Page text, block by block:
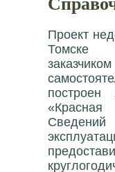
Проект
Томске
построен